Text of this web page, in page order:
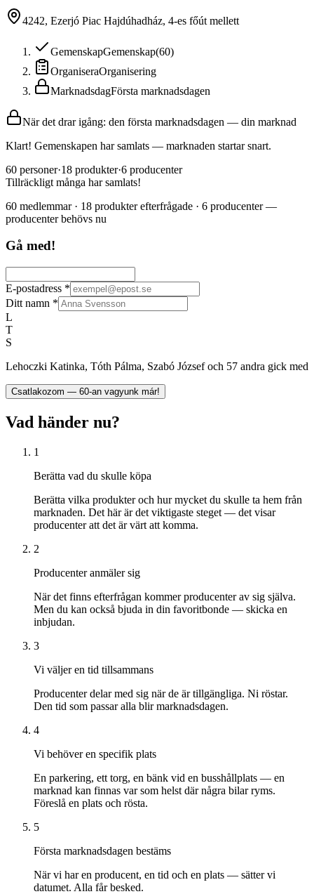
4242, Ezerjó Piac Hajdúhadház, 4-es főút mellett
GemenskapGemenskap(60)
OrganiseraOrganisering
MarknadsdagFörsta marknadsdagen
När det drar igång: den första marknadsdagen — din marknad
Klart! Gemenskapen har samlats — marknaden startar snart.
60 personer·18 produkter·6 producenter
Tillräckligt många har samlats!
60 medlemmar · 18 produkter efterfrågade · 6 producenter —
producenter behövs nu
Gå med!
E-postadress *
Ditt namn *
L
T
S
Lehoczki Katinka, Tóth Pálma, Szabó József och 57 andra gick med
Csatlakozom — 60-an vagyunk már!
Vad händer nu?
1
Berätta vad du skulle köpa
Berätta vilka produkter och hur mycket du skulle ta hem från
marknaden. Det här är det viktigaste steget — det visar
producenter att det är värt att komma.
2
Producenter anmäler sig
När det finns efterfrågan kommer producenter av sig själva.
Men du kan också bjuda in din favoritbonde — skicka en
inbjudan.
3
Vi väljer en tid tillsammans
Producenter delar med sig när de är tillgängliga. Ni röstar.
Den tid som passar alla blir marknadsdagen.
4
Vi behöver en specifik plats
En parkering, ett torg, en bänk vid en busshållplats — en
marknad kan finnas var som helst där några bilar ryms.
Föreslå en plats och rösta.
5
Första marknadsdagen bestäms
När vi har en producent, en tid och en plats — sätter vi
datumet. Alla får besked.